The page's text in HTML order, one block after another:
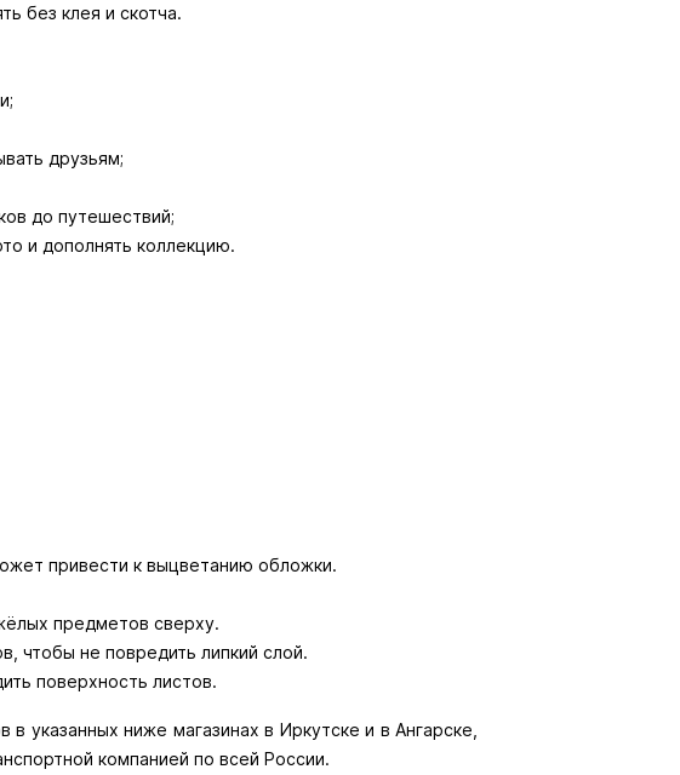
без клея и скотча.
друзьям;
до путешествий;
и дополнять коллекцию.
привести к выцветанию обложки.
предметов сверху.
чтобы не повредить липкий слой.
поверхность листов.
ниже магазинах в Иркутске и в Ангарске,
компанией по всей России.